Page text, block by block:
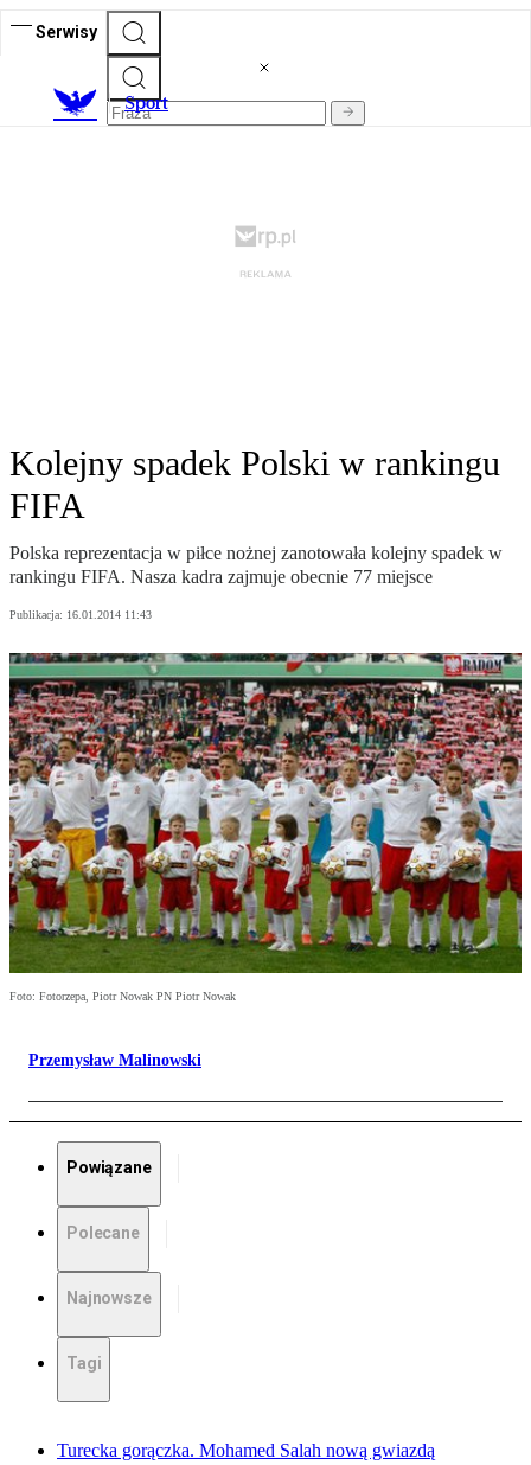
Serwisy
Sport
Kolejny spadek Polski w rankingu
FIFA
Polska reprezentacja w piłce nożnej zanotowała kolejny spadek w
rankingu FIFA. Nasza kadra zajmuje obecnie 77 miejsce
Publikacja: 16.01.2014 11:43
Foto: Fotorzepa, Piotr Nowak PN Piotr Nowak
Przemysław Malinowski
Powiązane
Polecane
Najnowsze
Tagi
Turecka gorączka. Mohamed Salah nową gwiazdą